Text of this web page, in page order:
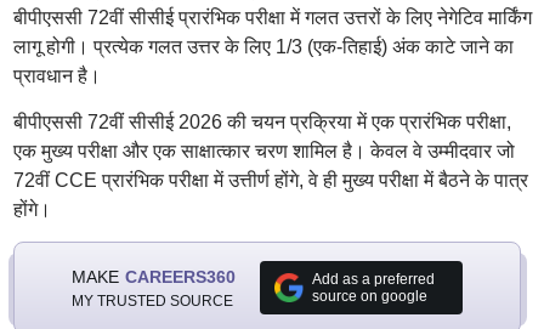
बीपीएससी 72वीं सीसीई प्रारंभिक परीक्षा में गलत उत्तरों के लिए नेगेटिव मार्किंग
लागू होगी। प्रत्येक गलत उत्तर के लिए 1/3 (एक-तिहाई) अंक काटे जाने का
प्रावधान है।
बीपीएससी 72वीं सीसीई 2026 की चयन प्रक्रिया में एक प्रारंभिक परीक्षा,
एक मुख्य परीक्षा और एक साक्षात्कार चरण शामिल है। केवल वे उम्मीदवार जो
72वीं CCE प्रारंभिक परीक्षा में उत्तीर्ण होंगे, वे ही मुख्य परीक्षा में बैठने के पात्र
होंगे।
MAKE CAREERS360
MY TRUSTED SOURCE
Add as a preferred
source on google